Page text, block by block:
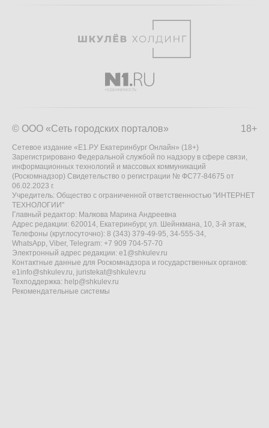
18+
© ООО «Сеть городских порталов»
Сетевое издание «Е1.РУ Екатеринбург Онлайн» (18+)
Зарегистрировано Федеральной службой по надзору в сфере связи,
информационных технологий и массовых коммуникаций
(Роскомнадзор) Свидетельство о регистрации № ФС77-84675 от
06.02.2023 г.
Учредитель: Общество с ограниченной ответственностью "ИНТЕРНЕТ
ТЕХНОЛОГИИ"
Главный редактор: Малкова Марина Андреевна
Адрес редакции: 620014, Екатеринбург, ул. Шейнкмана, 10, 3-й этаж,
Телефоны (круглосуточно): 8 (343) 379-49-95, 34-555-34,
WhatsApp, Viber, Telegram: +7 909 704-57-70
Электронный адрес редакции: e1@shkulev.ru
Контактные данные для Роскомнадзора и государственных органов:
e1info@shkulev.ru, juristekat@shkulev.ru
Техподдержка: help@shkulev.ru
Рекомендательные системы